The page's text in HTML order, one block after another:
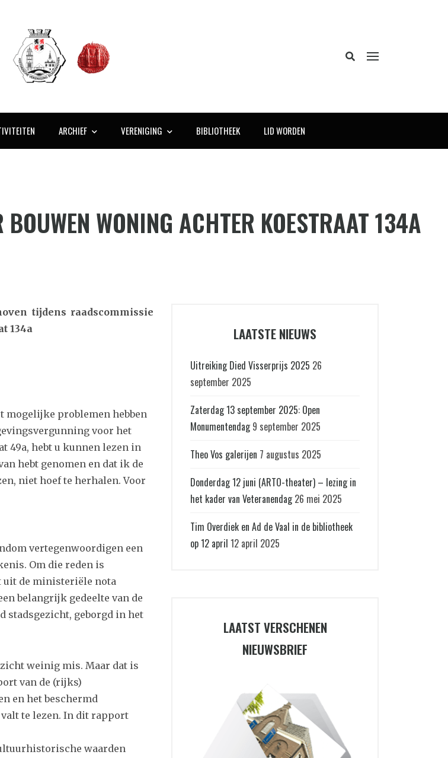
ARCHIEF VERENIGING BIBLIOTHEEK LID WORDEN
WONING ACHTER KOESTRAAT 134A
tijdens raadscommissie
134a
mogelijke problemen hebben
voor het
49a, hebt u kunnen lezen in
hebt genomen en dat ik de
niet hoef te herhalen. Voor
vertegenwoordigen een
Om die reden is
uit de ministeriële nota
belangrijk gedeelte van de
stadsgezicht, geborgd in het
weinig mis. Maar dat is
van de (rijks)
en het beschermd
te lezen. In dit rapport
waarden
LAATSTE NIEUWS
Uitreiking Died Visserprijs 2025 26
september 2025
Zaterdag 13 september 2025: Open
Monumentendag 9 september 2025
Theo Vos galerijen 7 augustus 2025
Donderdag 12 juni (ARTO-theater) – lezing in
het kader van Veteranendag 26 mei 2025
Tim Overdiek en Ad de Vaal in de bibliotheek
op 12 april 12 april 2025
LAATST VERSCHENEN
NIEUWSBRIEF